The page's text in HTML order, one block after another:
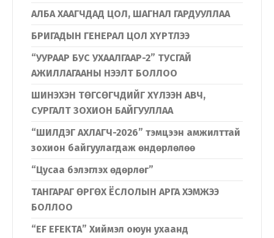
АЛБА ХААГЧДАД ЦОЛ, ШАГНАЛ ГАРДУУЛЛАА
БРИГАДЫН ГЕНЕРАЛ ЦОЛ ХҮРТЛЭЭ
“УУРААР БУС УХААЛГААР-2” ТУСГАЙ
АЖИЛЛАГААНЫ НЭЭЛТ БОЛЛОО
ШИНЭХЭН ТӨГСӨГЧДИЙГ ХҮЛЭЭН АВЧ,
СУРГАЛТ ЗОХИОН БАЙГУУЛЛАА
“ШИЛДЭГ АХЛАГЧ-2026” тэмцээн амжилттай
зохион байгуулагдаж өндөрлөлөө
“Цусаа бэлэглэх өдөрлөг”
ТАНГАРАГ ӨРГӨХ ЁСЛОЛЫН АРГА ХЭМЖЭЭ
БОЛЛОО
“EF EFEKTA” Хиймэл оюун ухаанд